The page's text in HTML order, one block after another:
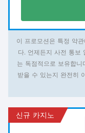
이 프로모션은 특정 약
다. 언제든지 사전 통보
는 독점적으로 보유합
받을 수 있는지 완전히
신규 카지노